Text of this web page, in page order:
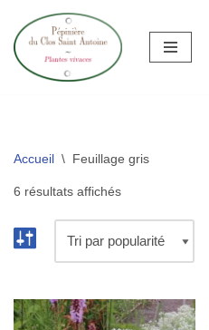
Aller
au
Accueil \ Feuillage gris
6 résultats affichés